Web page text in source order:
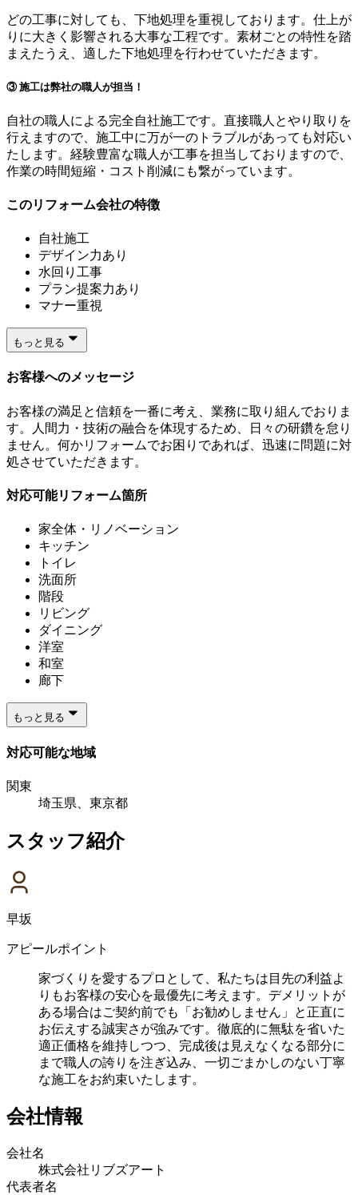
どの工事に対しても、下地処理を重視しております。仕上が
りに大きく影響される大事な工程です。素材ごとの特性を踏
まえたうえ、適した下地処理を行わせていただきます。
③ 施工は弊社の職人が担当！
自社の職人による完全自社施工です。直接職人とやり取りを
行えますので、施工中に万が一のトラブルがあっても対応い
たします。経験豊富な職人が工事を担当しておりますので、
作業の時間短縮・コスト削減にも繋がっています。
このリフォーム会社の特徴
自社施工
デザイン力あり
水回り工事
プラン提案力あり
マナー重視
もっと見る
お客様へのメッセージ
お客様の満足と信頼を一番に考え、業務に取り組んでおりま
す。人間力・技術の融合を体現するため、日々の研鑽を怠り
ません。何かリフォームでお困りであれば、迅速に問題に対
処させていただきます。
対応可能リフォーム箇所
家全体・リノベーション
キッチン
トイレ
洗面所
階段
リビング
ダイニング
洋室
和室
廊下
もっと見る
対応可能な地域
関東
埼玉県、東京都
スタッフ紹介
早坂
アピールポイント
家づくりを愛するプロとして、私たちは目先の利益よ
りもお客様の安心を最優先に考えます。デメリットが
ある場合はご契約前でも「お勧めしません」と正直に
お伝えする誠実さが強みです。徹底的に無駄を省いた
適正価格を維持しつつ、完成後は見えなくなる部分に
まで職人の誇りを注ぎ込み、一切ごまかしのない丁寧
な施工をお約束いたします。
会社情報
会社名
株式会社リブズアート
代表者名